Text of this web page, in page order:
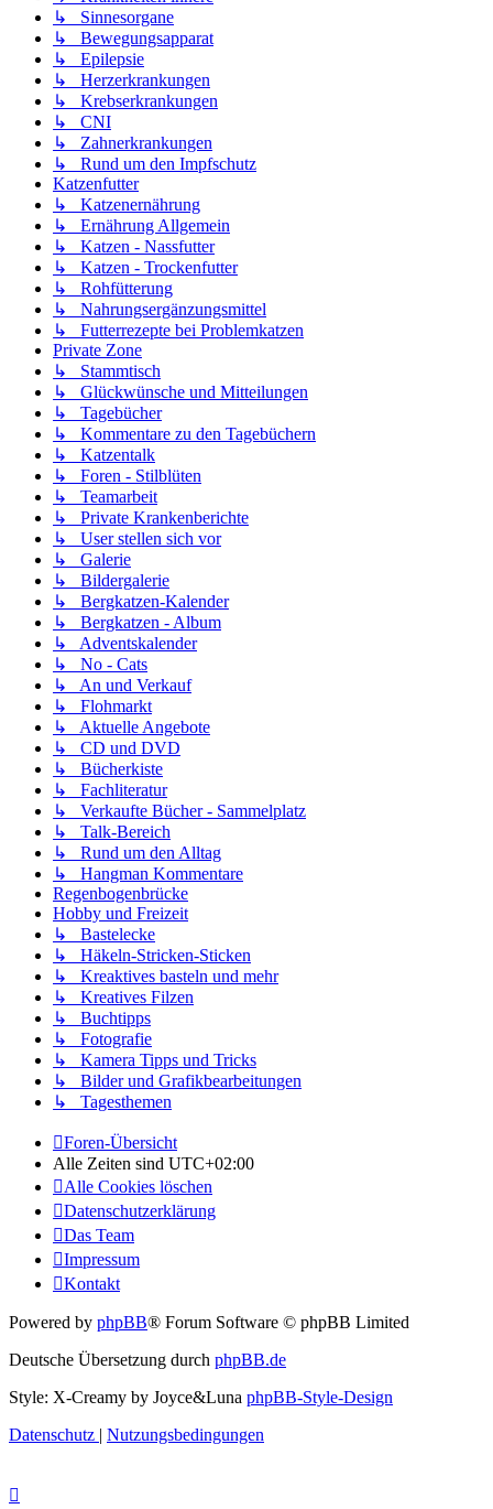
↳ Sinnesorgane
↳ Bewegungsapparat
↳ Epilepsie
↳ Herzerkrankungen
↳ Krebserkrankungen
↳ CNI
↳ Zahnerkrankungen
↳ Rund um den Impfschutz
Katzenfutter
↳ Katzenernährung
↳ Ernährung Allgemein
↳ Katzen - Nassfutter
↳ Katzen - Trockenfutter
↳ Rohfütterung
↳ Nahrungsergänzungsmittel
↳ Futterrezepte bei Problemkatzen
Private Zone
↳ Stammtisch
↳ Glückwünsche und Mitteilungen
↳ Tagebücher
↳ Kommentare zu den Tagebüchern
↳ Katzentalk
↳ Foren - Stilblüten
↳ Teamarbeit
↳ Private Krankenberichte
↳ User stellen sich vor
↳ Galerie
↳ Bildergalerie
↳ Bergkatzen-Kalender
↳ Bergkatzen - Album
↳ Adventskalender
↳ No - Cats
↳ An und Verkauf
↳ Flohmarkt
↳ Aktuelle Angebote
↳ CD und DVD
↳ Bücherkiste
↳ Fachliteratur
↳ Verkaufte Bücher - Sammelplatz
↳ Talk-Bereich
↳ Rund um den Alltag
↳ Hangman Kommentare
Regenbogenbrücke
Hobby und Freizeit
↳ Bastelecke
↳ Häkeln-Stricken-Sticken
↳ Kreaktives basteln und mehr
↳ Kreatives Filzen
↳ Buchtipps
↳ Fotografie
↳ Kamera Tipps und Tricks
↳ Bilder und Grafikbearbeitungen
↳ Tagesthemen
Foren-Übersicht
Alle Zeiten sind UTC+02:00
Alle Cookies löschen
Datenschutzerklärung
Das Team
Impressum
Kontakt
Powered by phpBB® Forum Software © phpBB Limited
Deutsche Übersetzung durch phpBB.de
Style: X-Creamy by Joyce&Luna phpBB-Style-Design
Datenschutz | Nutzungsbedingungen